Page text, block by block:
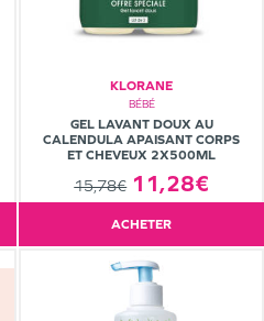
KLORANE
BÉBÉ
GEL LAVANT DOUX AU
CALENDULA APAISANT CORPS
ET CHEVEUX 2X500ML
15,78€ 11,28€
ACHETER